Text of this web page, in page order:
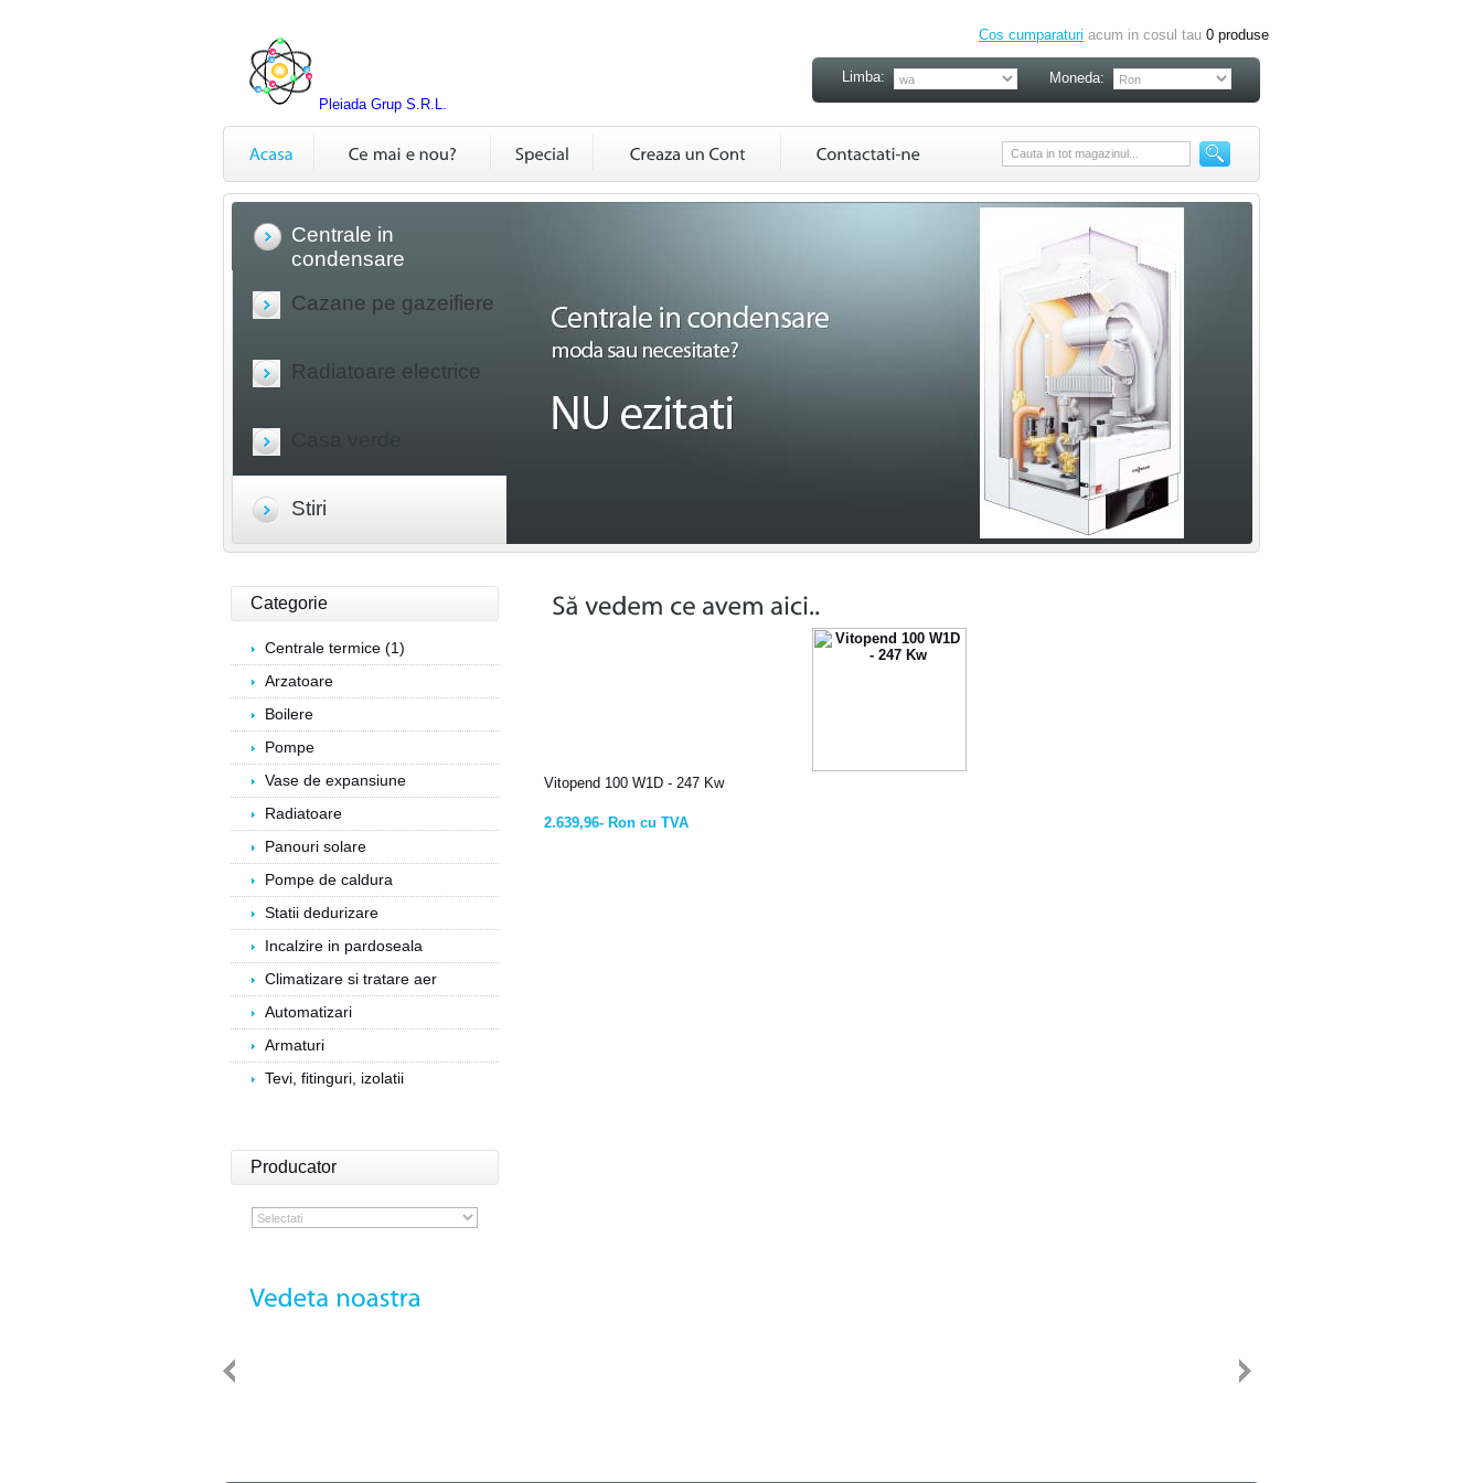
Pleiada Grup S.R.L.
Cos cumparaturi acum in cosul tau 0 produse
Limba: Moneda:
Centrale in
condensare
Cazane pe gazeifiere
Radiatoare electrice
Stiri
Categorie
Centrale termice (1)
Arzatoare
Boilere
Pompe
Vase de expansiune
Radiatoare
Panouri solare
Pompe de caldura
Statii dedurizare
Incalzire in pardoseala
Climatizare si tratare aer
Automatizari
Armaturi
Tevi, fitinguri, izolatii
Producator
Vitopend 100 W1D - 247 Kw
2.639,96- Ron cu TVA